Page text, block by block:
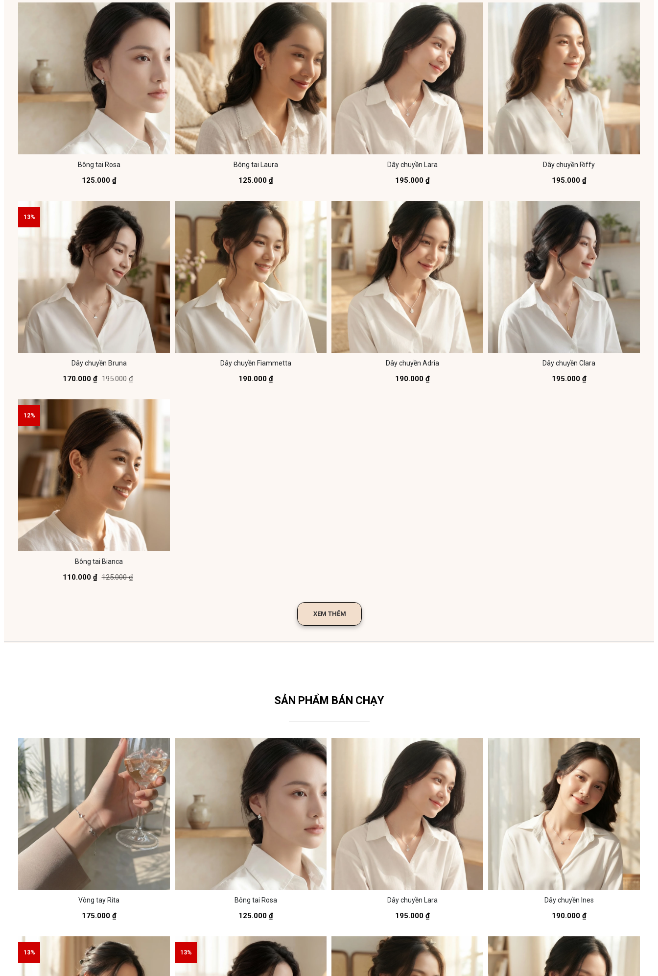
Bông tai Rosa
125.000 ₫
Bông tai Laura
125.000 ₫
Dây chuyền Lara
195.000 ₫
Dây chuyền Riffy
195.000 ₫
13%
Dây chuyền Bruna
170.000 ₫ 195.000 ₫
Dây chuyền Fiammetta
190.000 ₫
Dây chuyền Adria
190.000 ₫
Dây chuyền Clara
195.000 ₫
12%
Bông tai Bianca
110.000 ₫ 125.000 ₫
XEM THÊM
SẢN PHẨM BÁN CHẠY
Vòng tay Rita
175.000 ₫
Bông tai Rosa
125.000 ₫
Dây chuyền Lara
195.000 ₫
Dây chuyền Ines
190.000 ₫
13% 13%